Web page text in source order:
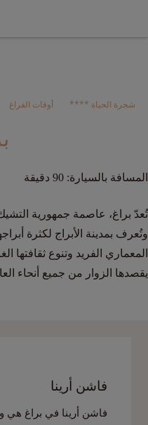
شجرة الحياة **** أوقات الفراغ
المسافة بالسيارة: 90 دقيقة
تُعدّ براغ، عاصمة جمهورية
وتُعرف بمدينة الأبراج لكثرة
المعماري الفريد وتنوع ثقافتها
يقصدها الزوار من جميع أنحاء
فاشن أرينا
فاشن أرينا في براغ هي